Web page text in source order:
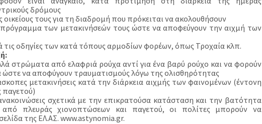
δρόμους
τους για τη διαδρομή που πρόκειται να ακολουθήσουν
των μετακινήσεών τους ώστε να αποφεύγουν την αιχμή των
τις οδηγίες των κατά τόπους αρμοδίων φορέων, όπως Τροχαία κλπ.
στρώματα από ελαφριά ρούχα αντί για ένα βαρύ ρούχο και να φορούν
να αποφύγουν τραυματισμούς λόγω της ολισθηρότητας
μετακινήσεις κατά την διάρκεια αιχμής των φαινομένων (έντονη
παγετού)
σχετικά με την επικρατούσα κατάσταση και την βατότητα
από πλευράς χιονοπτώσεων και παγετού, οι πολίτες μπορούν να
της ΕΛ.ΑΣ. www.astynomia.gr.